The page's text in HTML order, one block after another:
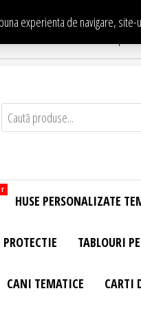
experienta de navigare,
Te asteptam in
HUSE PERSONALIZATE
TABLOURI
CANI TEMATICE CARTI